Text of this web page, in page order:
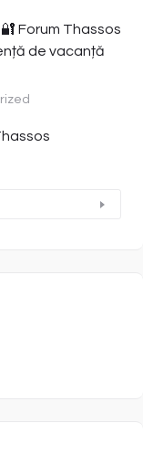
Forum Thassos
de vacanță